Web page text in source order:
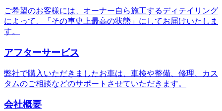
ご希望のお客様には、オーナー自ら施工するディテイリング
によって、「その車史上最高の状態」にしてお届けいたしま
す。
アフターサービス
弊社で購入いただきましたお車は、車検や整備、修理、カス
タムのご相談などのサポートさせていただきます。
会社概要